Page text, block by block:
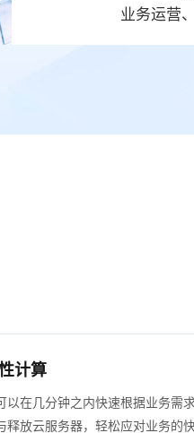
业务运营
计算
以在几分钟之内快速根据业务需
释放云服务器，轻松应对业务的快